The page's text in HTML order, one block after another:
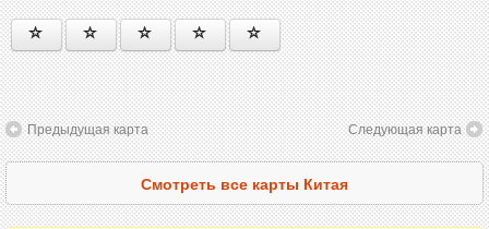
Предыдущая карта Следующая карта
Смотреть все карты Китая